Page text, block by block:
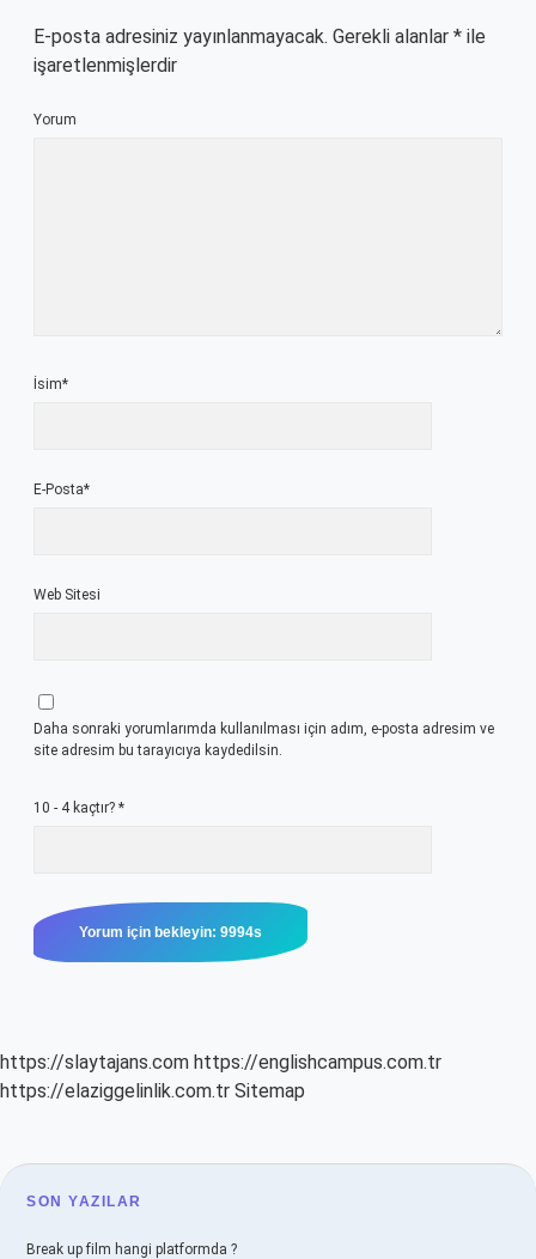
E-posta adresiniz yayınlanmayacak. Gerekli alanlar * ile
işaretlenmişlerdir
Yorum
İsim*
E-Posta*
Web Sitesi
Daha sonraki yorumlarımda kullanılması için adım, e-posta adresim ve
site adresim bu tarayıcıya kaydedilsin.
10 - 4 kaçtır? *
https://slaytajans.com https://englishcampus.com.tr
https://elaziggelinlik.com.tr Sitemap
SIDEBAR
SON YAZILAR
Break up film hangi platformda ?